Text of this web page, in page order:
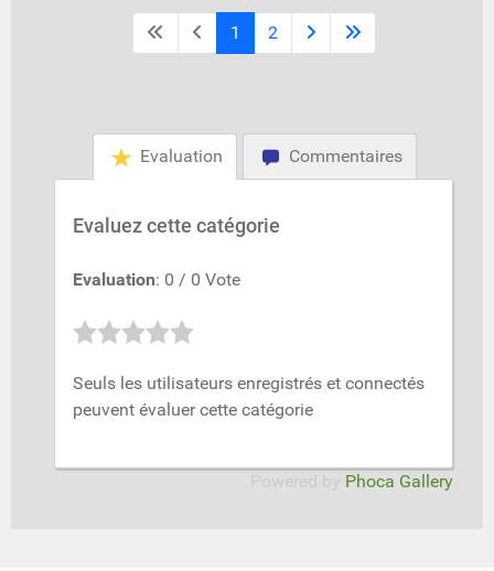
1 2
Evaluation Commentaires
Evaluez cette catégorie
Evaluation: 0 / 0 Vote
Seuls les utilisateurs enregistrés et connectés
peuvent évaluer cette catégorie
Phoca Gallery